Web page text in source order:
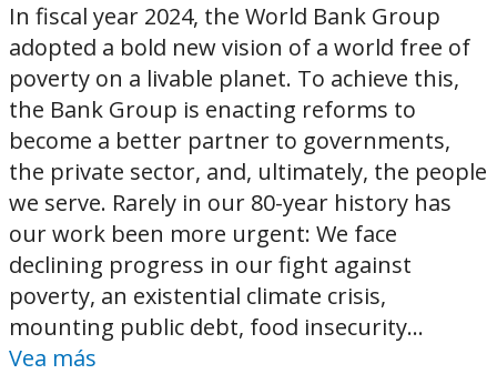
In fiscal year 2024, the World Bank Group
adopted a bold new vision of a world free of
poverty on a livable planet. To achieve this,
the Bank Group is enacting reforms to
become a better partner to governments,
the private sector, and, ultimately, the people
we serve. Rarely in our 80-year history has
our work been more urgent: We face
declining progress in our fight against
poverty, an existential climate crisis,
mounting public debt, food insecurity...
Vea más